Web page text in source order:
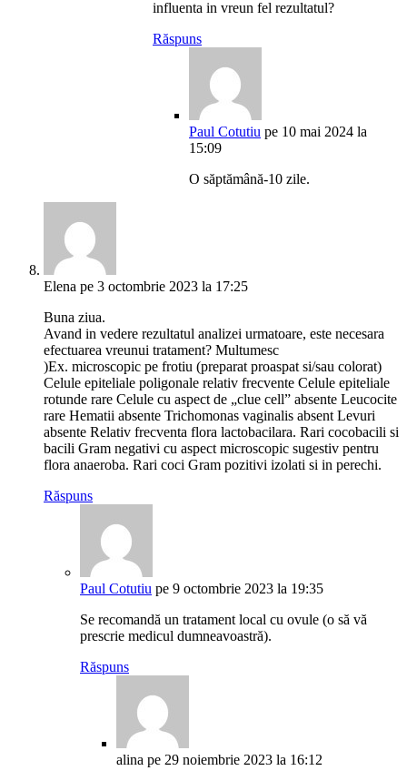
influenta in vreun fel rezultatul?
Răspuns
Paul Cotutiu pe 10 mai 2024 la
15:09
O săptămână-10 zile.
Elena pe 3 octombrie 2023 la 17:25
Buna ziua.
Avand in vedere rezultatul analizei urmatoare, este necesara
efectuarea vreunui tratament? Multumesc
)Ex. microscopic pe frotiu (preparat proaspat si/sau colorat)
Celule epiteliale poligonale relativ frecvente Celule epiteliale
rotunde rare Celule cu aspect de „clue cell” absente Leucocite
rare Hematii absente Trichomonas vaginalis absent Levuri
absente Relativ frecventa flora lactobacilara. Rari cocobacili si
bacili Gram negativi cu aspect microscopic sugestiv pentru
flora anaeroba. Rari coci Gram pozitivi izolati si in perechi.
Răspuns
Paul Cotutiu pe 9 octombrie 2023 la 19:35
Se recomandă un tratament local cu ovule (o să vă
prescrie medicul dumneavoastră).
Răspuns
alina pe 29 noiembrie 2023 la 16:12